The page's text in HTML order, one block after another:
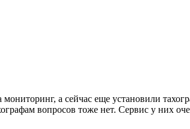
а сейчас еще установили
вопросов тоже нет. Сервис у них